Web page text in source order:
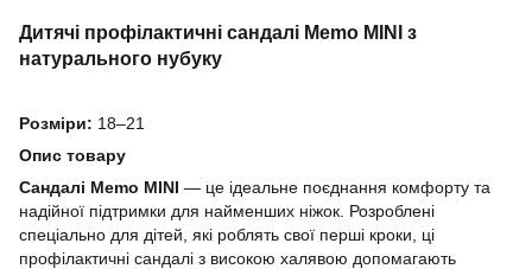
Дитячі профілактичні сандалі Memo MINI з
натурального нубуку
Розміри: 18–21
Опис товару
Сандалі Memo MINI — це ідеальне поєднання комфорту та
надійної підтримки для найменших ніжок. Розроблені
спеціально для дітей, які роблять свої перші кроки, ці
профілактичні сандалі з високою халявою допомагають